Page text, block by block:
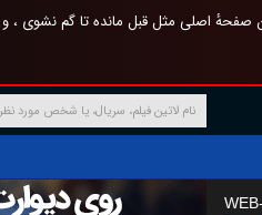
صفحهٔ اصلی مثل قبل مانده تا گم نشوی ،